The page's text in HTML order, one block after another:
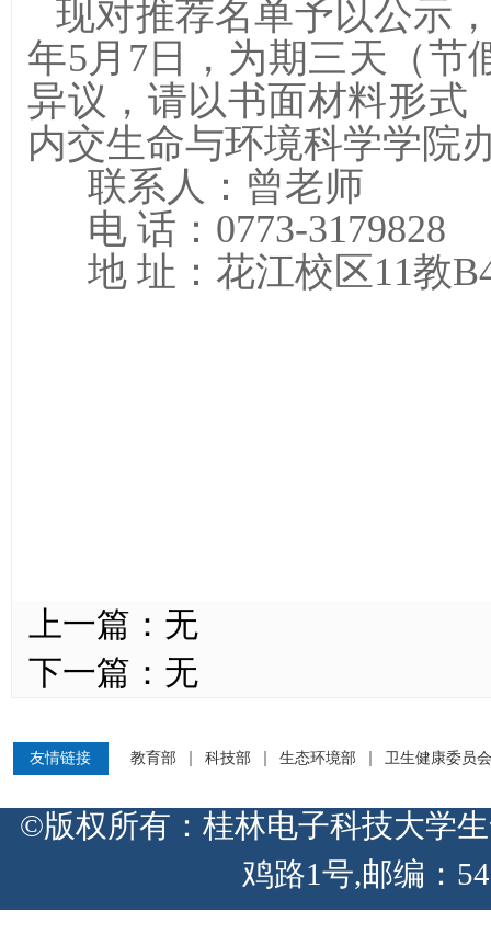
现对推荐名单予以公示
年5月7日，为期三天（节
异议，请以书面材料形式
内交生命与环境科学学院
联系人：曾老师
电 话：0773-3179828
地 址：花江校区11教
上一篇： 无
下一篇： 无
友情链接 教育部 科技部 生态环境部 卫生健康委员会
©版权所有：桂林电子科技大学
鸡路1号,邮编：